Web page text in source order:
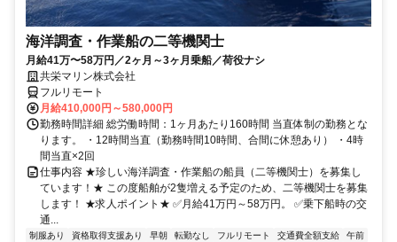
海洋調査・作業船の二等機関士
月給41万〜58万円／2ヶ月～3ヶ月乗船／荷役ナシ
共栄マリン株式会社
フルリモート
月給410,000円～580,000円
勤務時間詳細 総労働時間：1ヶ月あたり160時間 当直体制の勤務とな
ります。 ・12時間当直（勤務時間10時間、合間に休憩あり） ・4時
間当直×2回
仕事内容 ★珍しい海洋調査・作業船の船員（二等機関士）を募集し
ています！★ この度船舶が2隻増える予定のため、二等機関士を募集
します！ ★求人ポイント★ ✅月給41万円～58万円。 ✅乗下船時の交
通...
制服あり 資格取得支援あり 早朝 転勤なし フルリモート 交通費全額支給 午前